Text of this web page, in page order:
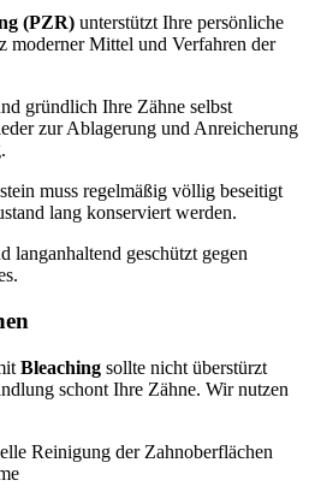
(PZR) unterstützt Ihre persönliche
moderner Mittel und Verfahren der
gründlich Ihre Zähne selbst
zur Ablagerung und Anreicherung
muss regelmäßig völlig beseitigt
lang konserviert werden.
langanhaltend geschützt gegen
Bleaching sollte nicht überstürzt
schont Ihre Zähne. Wir nutzen
Reinigung der Zahnoberflächen